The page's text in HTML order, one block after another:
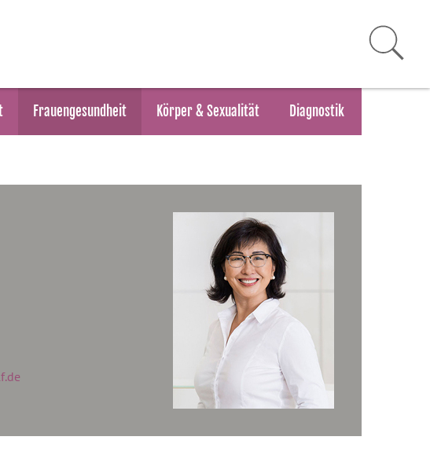
Frauengesundheit Körper & Sexualität Diagnostik